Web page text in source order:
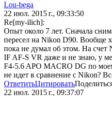
Lou-bega
22 июл. 2015 г., 09:33:50
Re[my-ilich]:
Опыт около 7 лет. Сначала
пересел на Nikon D90. Вообще
пока не думал об этом. На
IF AF-S VR даже и не знаю, у
F4-5.6 APO MACRO DG по
не идет в сравнение с Nikon?
ОтветитьЦитировать
22 июл. 2015 г., 09:37:07